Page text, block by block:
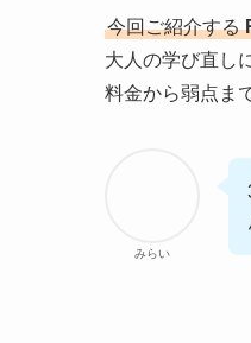
今回ご紹介する
大人の学び直し
料金から弱点ま
みらい